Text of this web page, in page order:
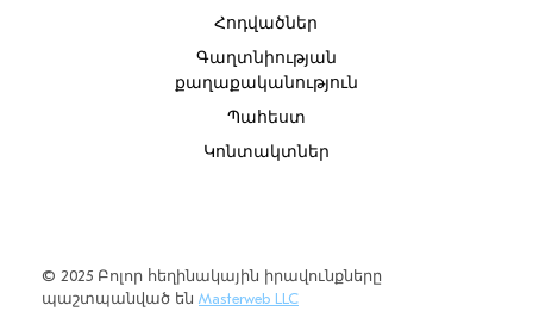
Հոդվածներ
Գաղտնիության
քաղաքականություն
Պահեստ
Կոնտակտներ
© 2025 Բոլոր հեղինակային իրավունքները
պաշտպանված են Masterweb LLC